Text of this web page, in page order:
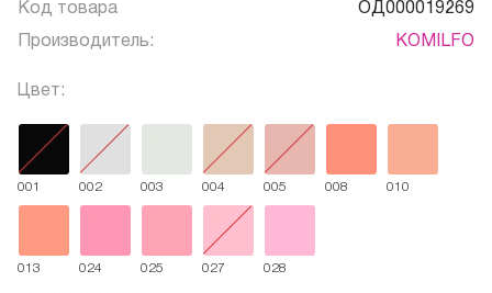
Код товара ОД000019269
Производитель: KOMILFO
Цвет:
001 002 003 004 005 008 010
013 024 025 027 028